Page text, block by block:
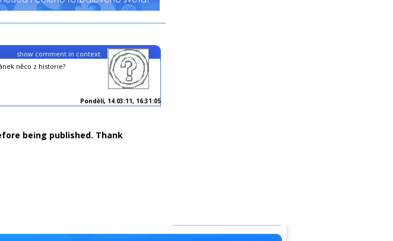
show comment in context
něco z historie?
Pondělí, 14.03.11, 16:31:05
being published. Thank